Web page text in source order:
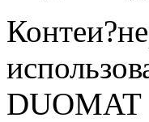
DUOMAT